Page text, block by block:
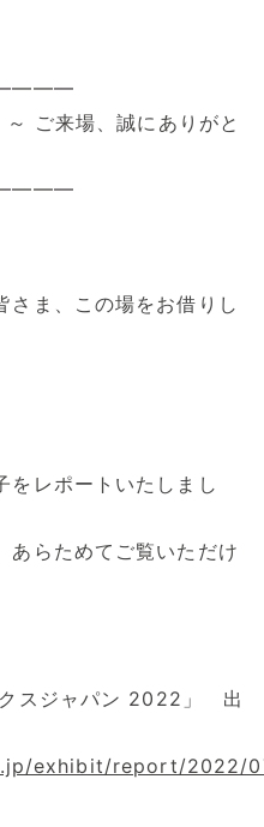
ご来場、誠にありがと
さま、この場をお借りし
をレポートいたしまし
あらためてご覧いただけ
スジャパン 2022」 出
exhibit/report/2022/